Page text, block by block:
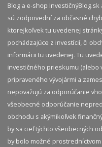
Blog a e-shop
sú zodpovední za občasné
ktorejkoľvek tu uvedenej
pochádzajúce z investícií, či
informácii tu uvedenej. Tu
investičného prieskumu (alebo
pripraveného vývojármi a
nepovažujú za odporúčanie
všeobecné odporúčanie
obchodu s akýmikoľvek
by sa cieľ týchto všeobecných
by bolo možné